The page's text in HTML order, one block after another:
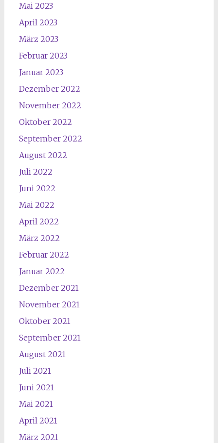
Mai 2023
April 2023
März 2023
Februar 2023
Januar 2023
Dezember 2022
November 2022
Oktober 2022
September 2022
August 2022
Juli 2022
Juni 2022
Mai 2022
April 2022
März 2022
Februar 2022
Januar 2022
Dezember 2021
November 2021
Oktober 2021
September 2021
August 2021
Juli 2021
Juni 2021
Mai 2021
April 2021
März 2021